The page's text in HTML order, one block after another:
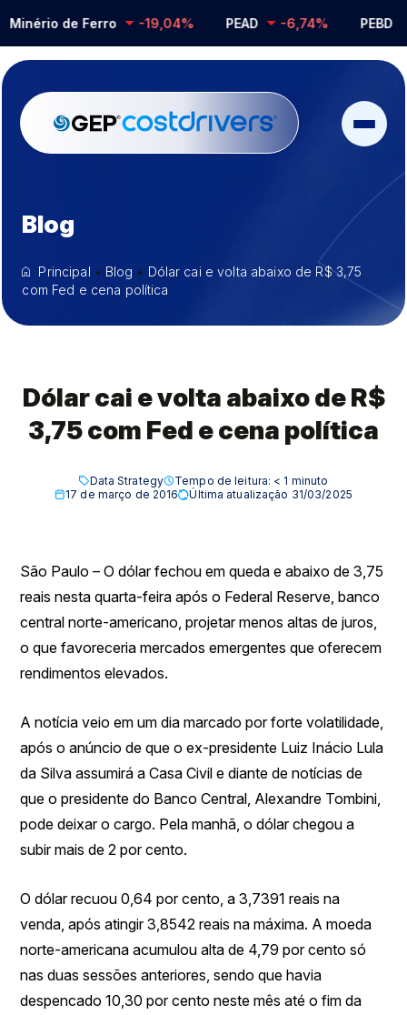
de Ferro -19,04% PEAD -6,74% PEBD
Blog
Principal • Blog • Dólar cai e volta abaixo de R$ 3,75
com Fed e cena política
Dólar cai e volta abaixo de R$
3,75 com Fed e cena política
Data Strategy Tempo de leitura: < 1 minuto
17 de março de 2016
Última atualização 31/03/2025
São Paulo – O dólar fechou em queda e abaixo de 3,75
reais nesta quarta-feira após o Federal Reserve, banco
central norte-americano, projetar menos altas de juros,
o que favoreceria mercados emergentes que oferecem
rendimentos elevados.
A notícia veio em um dia marcado por forte volatilidade,
após o anúncio de que o ex-presidente Luiz Inácio Lula
da Silva assumirá a Casa Civil e diante de notícias de
que o presidente do Banco Central, Alexandre Tombini,
pode deixar o cargo. Pela manhã, o dólar chegou a
subir mais de 2 por cento.
O dólar recuou 0,64 por cento, a 3,7391 reais na
venda, após atingir 3,8542 reais na máxima. A moeda
norte-americana acumulou alta de 4,79 por cento só
nas duas sessões anteriores, sendo que havia
despencado 10,30 por cento neste mês até o fim da